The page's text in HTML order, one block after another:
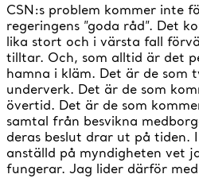
CSN:s problem kommer inte
regeringens ”goda råd”. Det
lika stort och i värsta fall
tilltar. Och, som alltid är det
hamna i kläm. Det är de som
underverk. Det är de som
övertid. Det är de som
samtal från besvikna
deras beslut drar ut på tiden.
anställd på myndigheten vet
fungerar. Jag lider därför